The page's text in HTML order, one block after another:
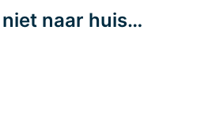
naar huis…